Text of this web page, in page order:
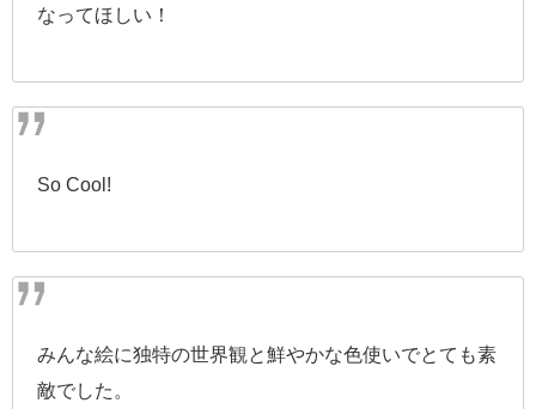
なってほしい！
So Cool!
みんな絵に独特の世界観と鮮やかな色使いでとても素
敵でした。